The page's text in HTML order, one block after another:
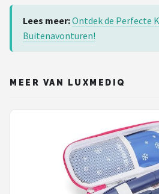
Lees meer:Ontdek de Perfecte
Buitenavonturen!
MEER VAN LUXMEDIQ